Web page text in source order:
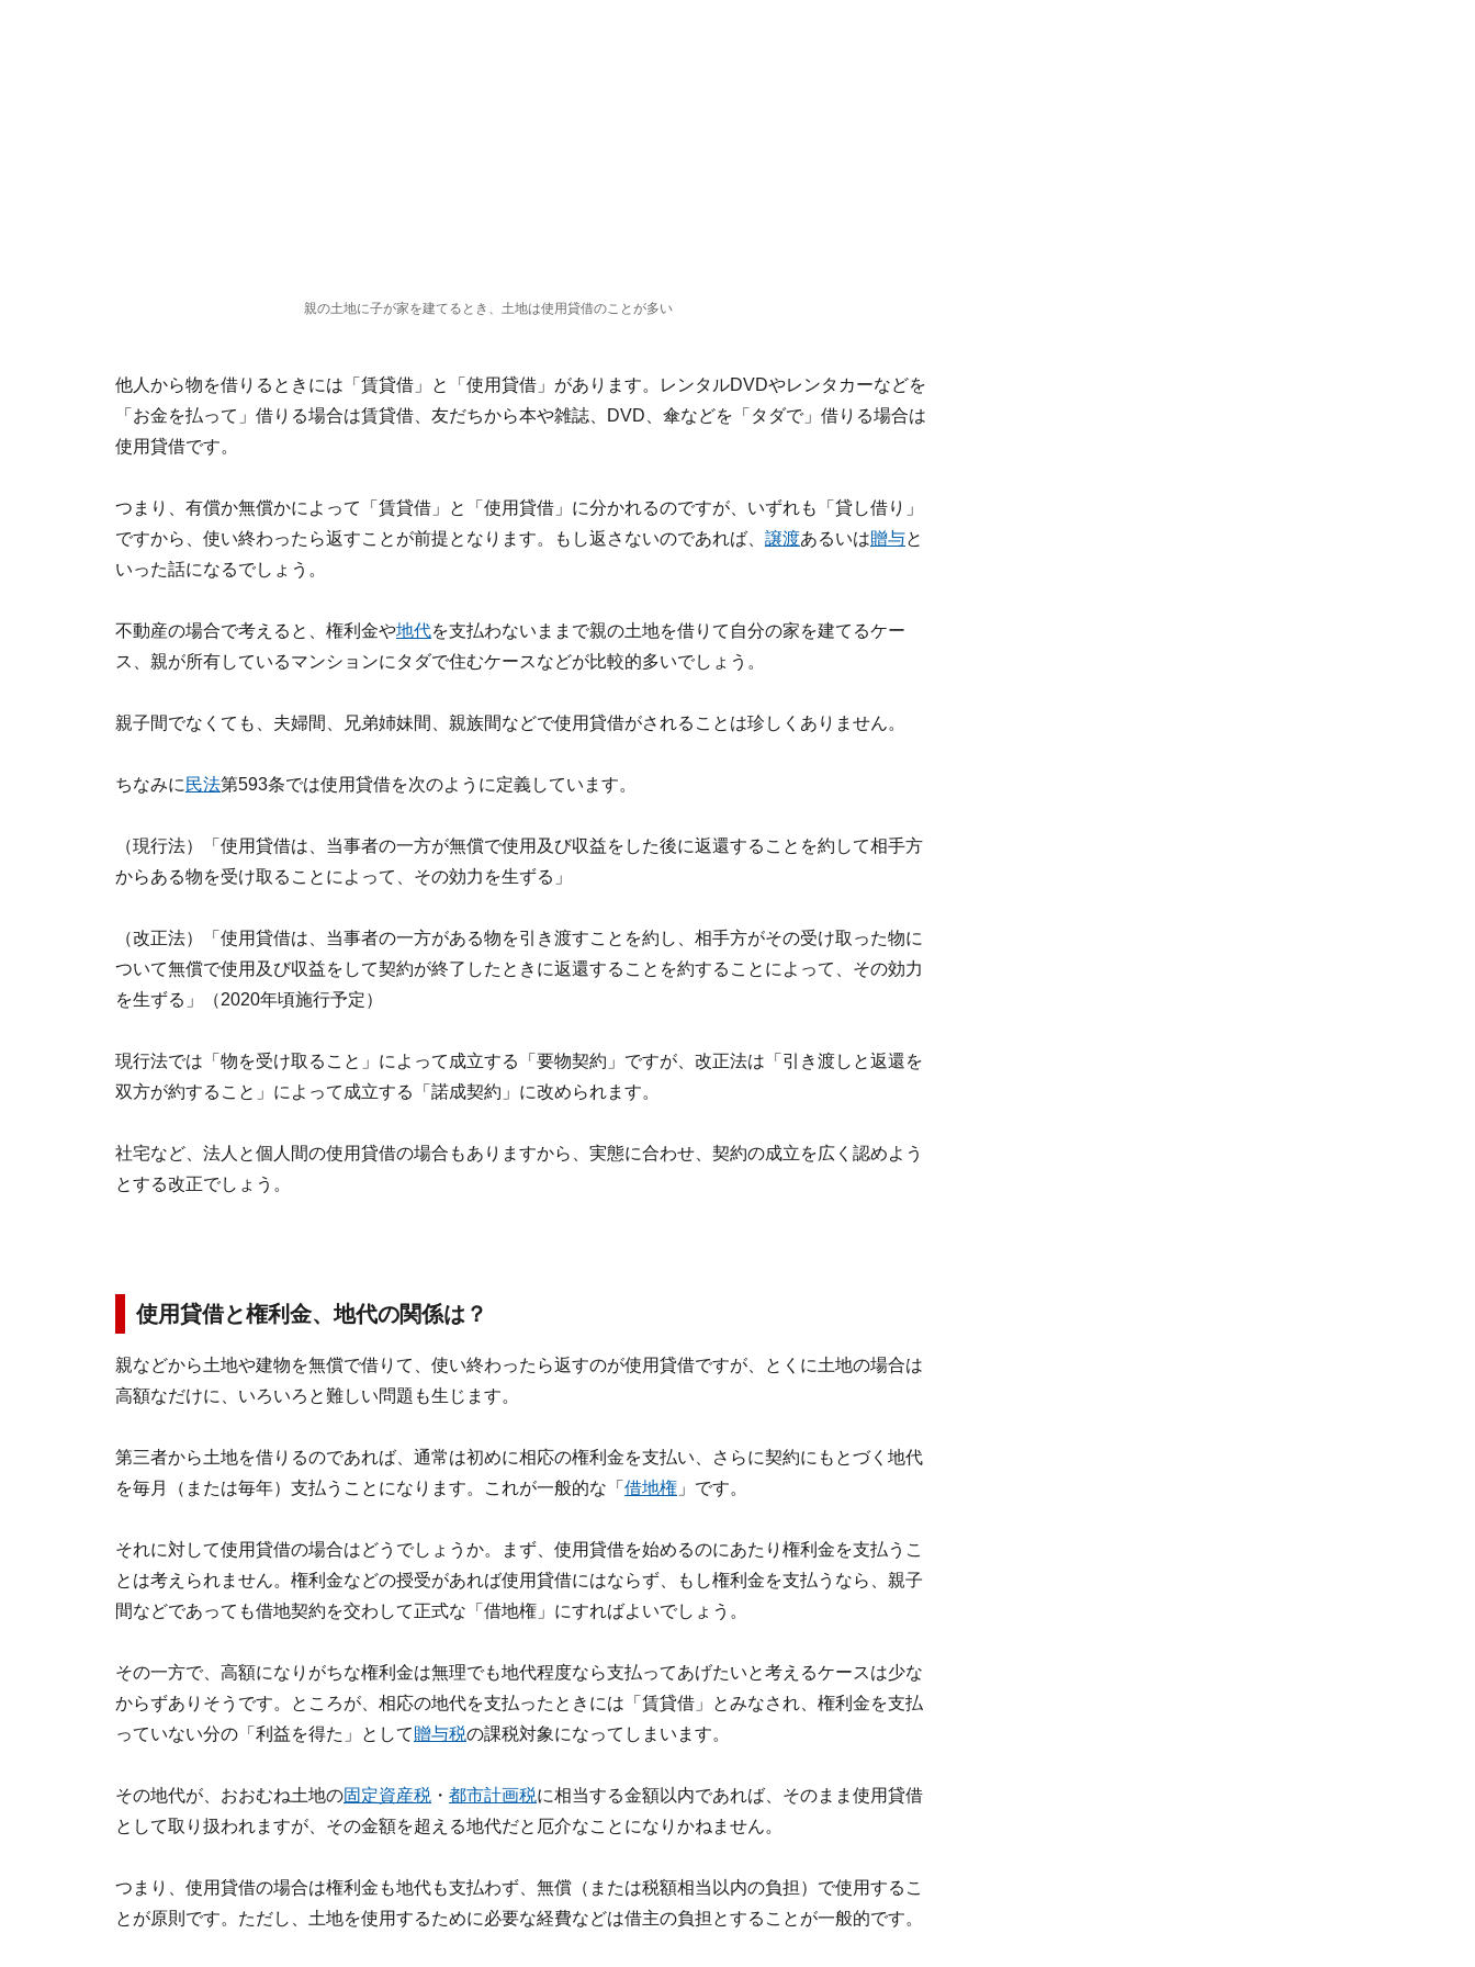
親の土地に子が家を建てるとき、土地は使用貸借のことが多い
他人から物を借りるときには「賃貸借」と「使用貸借」があります。レンタルDVDやレンタカーなどを
「お金を払って」借りる場合は賃貸借、友だちから本や雑誌、DVD、傘などを「タダで」借りる場合は
使用貸借です。
つまり、有償か無償かによって「賃貸借」と「使用貸借」に分かれるのですが、いずれも「貸し借り」
ですから、使い終わったら返すことが前提となります。もし返さないのであれば、 譲渡あるいは贈与と
いった話になるでしょう。
不動産の場合で考えると、権利金や地代を支払わないままで親の土地を借りて自分の家を建てるケー
ス、親が所有しているマンションにタダで住むケースなどが比較的多いでしょう。
親子間でなくても、夫婦間、兄弟姉妹間、親族間などで使用貸借がされることは珍しくありません。
ちなみに 民法第593条では使用貸借を次のように定義しています。
（現行法）「使用貸借は、当事者の一方が無償で使用及び収益をした後に返還することを約して相手方
からある物を受け取ることによって、その効力を生ずる」
（改正法）「使用貸借は、当事者の一方がある物を引き渡すことを約し、相手方がその受け取った物に
ついて無償で使用及び収益をして契約が終了したときに返還することを約することによって、その効力
を生ずる」（2020年頃施行予定）
現行法では「物を受け取ること」によって成立する「要物契約」ですが、改正法は「引き渡しと返還を
双方が約すること」によって成立する「諾成契約」に改められます。
社宅など、法人と個人間の使用貸借の場合もありますから、実態に合わせ、契約の成立を広く認めよう
とする改正でしょう。
使用貸借と権利金、地代の関係は？
親などから土地や建物を無償で借りて、使い終わったら返すのが使用貸借ですが、とくに土地の場合は
高額なだけに、いろいろと難しい問題も生じます。
第三者から土地を借りるのであれば、通常は初めに相応の権利金を支払い、さらに契約にもとづく地代
を毎月（または毎年）支払うことになります。これが一般的な「 借地権 」です。
それに対して使用貸借の場合はどうでしょうか。まず、使用貸借を始めるのにあたり権利金を支払うこ
とは考えられません。権利金などの授受があれば使用貸借にはならず、もし権利金を支払うなら、親子
間などであっても借地契約を交わして正式な「借地権」にすればよいでしょう。
その一方で、高額になりがちな権利金は無理でも地代程度なら支払ってあげたいと考えるケースは少な
からずありそうです。ところが、相応の地代を支払ったときには「賃貸借」とみなされ、権利金を支払
っていない分の「利益を得た」として贈与税の課税対象になってしまいます。
その地代が、おおむね土地の固定資産税 ・ 都市計画税に相当する金額以内であれば、そのまま使用貸借
として取り扱われますが、その金額を超える地代だと厄介なことになりかねません。
つまり、使用貸借の場合は権利金も地代も支払わず、無償（または税額相当以内の負担）で使用するこ
とが原則です。ただし、土地を使用するために必要な経費などは借主の負担とすることが一般的です。